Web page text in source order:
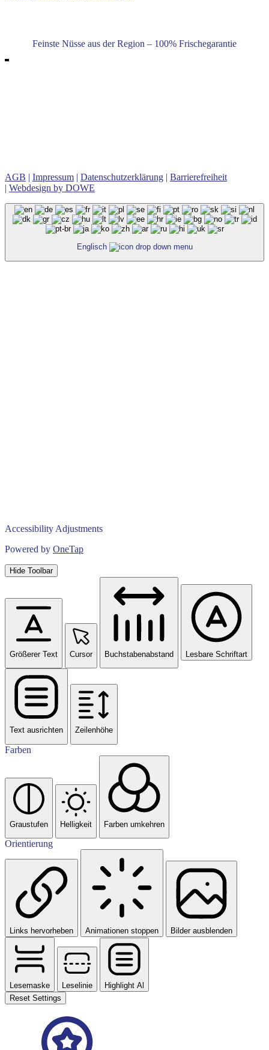
Feinste Nüsse aus der Region – 100% Frischegarantie
AGB | Impressum | Datenschutzerklärung | Barrierefreiheit
| Webdesign by DOWE
Englisch
Accessibility Adjustments
Powered by OneTap
Hide Toolbar
Größerer Text Cursor Buchstabenabstand Lesbare Schriftart
Text ausrichten Zeilenhöhe
Farben
Graustufen Helligkeit Farben umkehren
Orientierung
Links hervorheben Animationen stoppen Bilder ausblenden
Lesemaske Leselinie
Highlight Al
Reset Settings